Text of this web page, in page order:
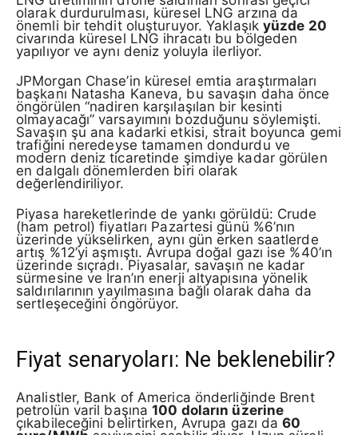
olarak durdurulması, küresel LNG arzına da
önemli bir tehdit oluşturuyor. Yaklaşıkyüzde 20
civarında küresel LNG ihracatı bu bölgeden
yapılıyor ve aynı deniz yoluyla ilerliyor.
JPMorgan Chase’in küresel emtia araştırmaları
başkanı Natasha Kaneva, bu savaşın daha önce
öngörülen “nadiren karşılaşılan bir kesinti
olmayacağı” varsayımını bozduğunu söylemişti.
Savaşın şu ana kadarki etkisi, strait boyunca gemi
trafiğini neredeyse tamamen dondurdu ve
modern deniz ticaretinde şimdiye kadar görülen
en dalgalı dönemlerden biri olarak
değerlendiriliyor.
Piyasa hareketlerinde de yankı görüldü: Crude
(ham petrol) fiyatları Pazartesi günü %6’nın
üzerinde yükselirken, aynı gün erken saatlerde
artış %12’yi aşmıştı. Avrupa doğal gazı ise %40’ın
üzerinde sıçradı. Piyasalar, savaşın ne kadar
sürmesine ve İran’ın enerji altyapısına yönelik
saldırılarının yayılmasına bağlı olarak daha da
sertleşeceğini öngörüyor.
Fiyat senaryoları: Ne beklenebilir?
Analistler, Bank of America önderliğinde Brent
petrolün varil başına100 doların üzerine
çıkabileceğini belirtirken, Avrupa gazı da60